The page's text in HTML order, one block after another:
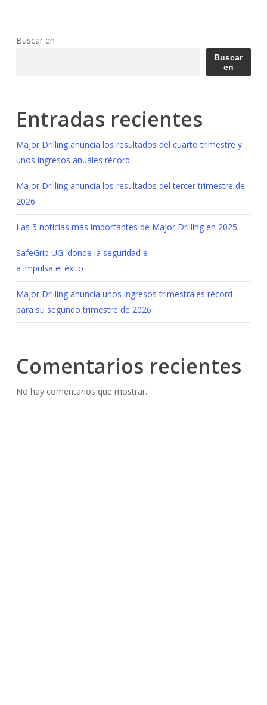
Buscar en
Buscar
en
Entradas recientes
Major Drilling anuncia los resultados del cuarto trimestre y
unos ingresos anuales récord
Major Drilling anuncia los resultados del tercer trimestre de
2026
Las 5 noticias más importantes de Major Drilling en 2025
SafeGrip UG: donde la seguridad e
a impulsa el éxito
Major Drilling anuncia unos ingresos trimestrales récord
para su segundo trimestre de 2026
Comentarios recientes
No hay comentarios que mostrar.